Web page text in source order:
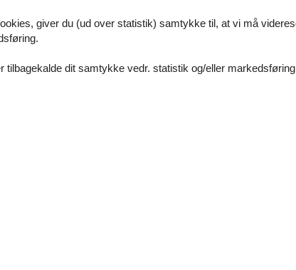
giver du (ud over statistik) samtykke til, at vi må
dit samtykke vedr. statistik og/eller markedsføring.